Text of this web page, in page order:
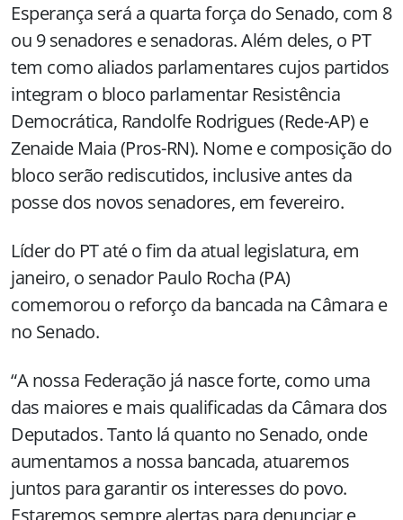
Esperança será a quarta força do Senado, com 8
ou 9 senadores e senadoras. Além deles, o PT
tem como aliados parlamentares cujos partidos
integram o bloco parlamentar Resistência
Democrática, Randolfe Rodrigues (Rede-AP) e
Zenaide Maia (Pros-RN). Nome e composição do
bloco serão rediscutidos, inclusive antes da
posse dos novos senadores, em fevereiro.
Líder do PT até o fim da atual legislatura, em
janeiro, o senador Paulo Rocha (PA)
comemorou o reforço da bancada na Câmara e
no Senado.
“A nossa Federação já nasce forte, como uma
das maiores e mais qualificadas da Câmara dos
Deputados. Tanto lá quanto no Senado, onde
aumentamos a nossa bancada, atuaremos
juntos para garantir os interesses do povo.